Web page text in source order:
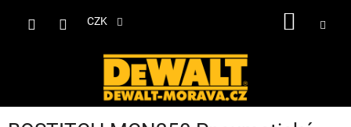
CZK